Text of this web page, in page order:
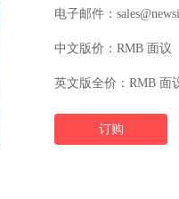
电子邮件：
中文版价：RMB 面议
英文版全价：RMB 面
订购